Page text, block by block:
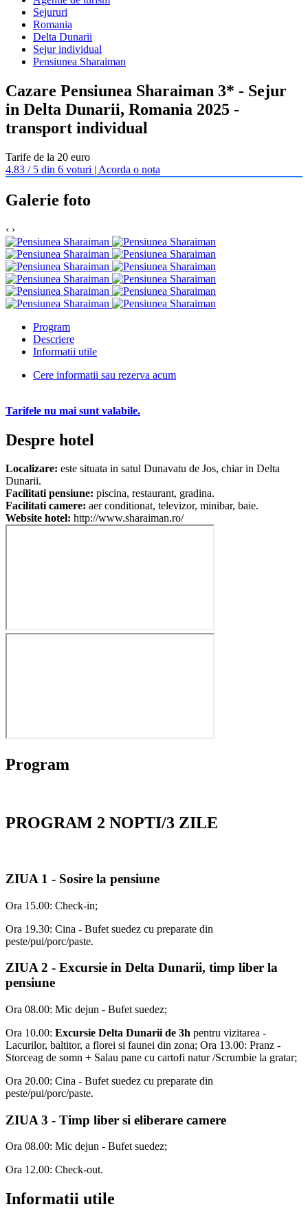
Sejururi
Romania
Delta Dunarii
Sejur individual
Pensiunea Sharaiman
Cazare Pensiunea Sharaiman 3* - Sejur
in Delta Dunarii, Romania 2025 -
transport individual
Tarife de la 20 euro
4.83 / 5 din 6 voturi | Acorda o nota
Galerie foto
‹ ›
Program
Descriere
Informatii utile
Cere informatii sau rezerva acum
Tarifele nu mai sunt valabile.
Despre hotel
Localizare: este situata in satul Dunavatu de Jos, chiar in Delta
Dunarii.
Facilitati pensiune: piscina, restaurant, gradina.
Facilitati camere: aer conditionat, televizor, minibar, baie.
Website hotel: http://www.sharaiman.ro/
Program
PROGRAM 2 NOPTI/3 ZILE
ZIUA 1 - Sosire la pensiune
Ora 15.00: Check-in;
Ora 19.30: Cina - Bufet suedez cu preparate din
peste/pui/porc/paste.
ZIUA 2 - Excursie in Delta Dunarii, timp liber la
pensiune
Ora 08.00: Mic dejun - Bufet suedez;
Ora 10.00: Excursie Delta Dunarii de 3h pentru vizitarea -
Lacurilor, baltitor, a florei si faunei din zona; Ora 13.00: Pranz -
Storceag de somn + Salau pane cu cartofi natur /Scrumbie la gratar;
Ora 20.00: Cina - Bufet suedez cu preparate din
peste/pui/porc/paste.
ZIUA 3 - Timp liber si eliberare camere
Ora 08.00: Mic dejun - Bufet suedez;
Ora 12.00: Check-out.
Informatii utile